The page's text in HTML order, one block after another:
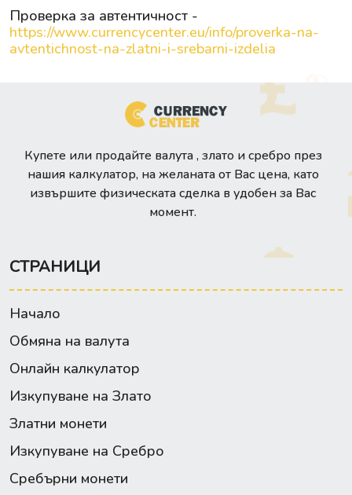
Проверка за автентичност -
https://www.currencycenter.eu/info/proverka-na-
avtentichnost-na-zlatni-i-srebarni-izdelia
Купете или продайте валута , злато и сребро през
нашия калкулатор, на желаната от Вас цена, като
извършите физическата сделка в удобен за Вас
момент.
СТРАНИЦИ
Начало
Обмяна на валута
Онлайн калкулатор
Изкупуване на Злато
Златни монети
Изкупуване на Сребро
Сребърни монети